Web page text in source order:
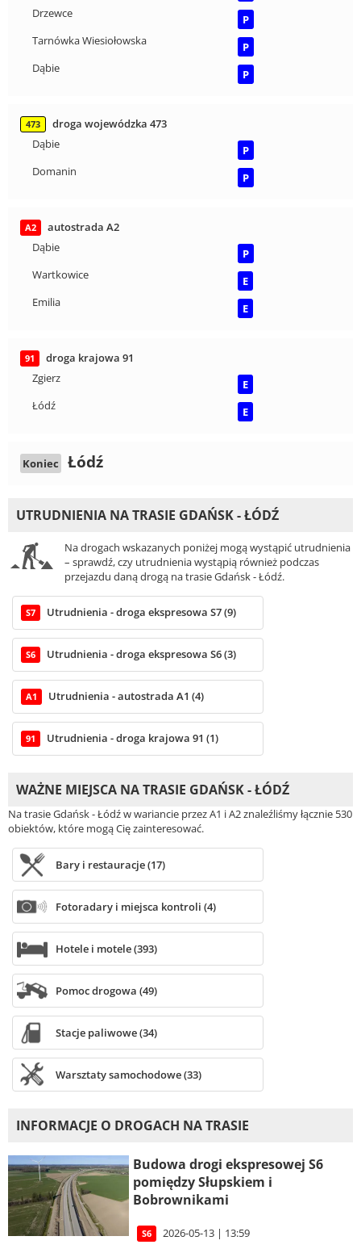
Drzewce
P
Tarnówka Wiesiołowska
P
Dąbie
P
473
droga wojewódzka 473
Dąbie
P
Domanin
P
A2
autostrada A2
Dąbie
P
Wartkowice
E
Emilia
E
91
droga krajowa 91
Zgierz
E
Łódź
E
Koniec Łódź
UTRUDNIENIA NA TRASIE GDAŃSK - ŁÓDŹ
Na drogach wskazanych poniżej mogą wystąpić utrudnienia
– sprawdź, czy utrudnienia wystąpią również podczas
przejazdu daną drogą na trasie Gdańsk - Łódź.
S7 Utrudnienia - droga ekspresowa S7 (9)
S6 Utrudnienia - droga ekspresowa S6 (3)
A1 Utrudnienia - autostrada A1 (4)
91 Utrudnienia - droga krajowa 91 (1)
WAŻNE MIEJSCA NA TRASIE GDAŃSK - ŁÓDŹ
Na trasie Gdańsk - Łódź w wariancie przez A1 i A2 znaleźliśmy łącznie 530
obiektów, które mogą Cię zainteresować.
Bary i restauracje (17)
Fotoradary i miejsca kontroli (4)
Hotele i motele (393)
Pomoc drogowa (49)
Stacje paliwowe (34)
Warsztaty samochodowe (33)
INFORMACJE O DROGACH NA TRASIE
Budowa drogi ekspresowej S6
pomiędzy Słupskiem i
Bobrownikami
S6 2026-05-13 | 13:59